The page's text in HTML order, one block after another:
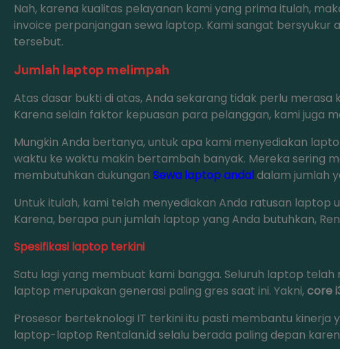
Nah, karena kualitas pelayanan kami yang prima itulah,
invoice perpanjangan sewa laptop. Kami sangat
tersebut.
Jumlah laptop melimpah
Atas dasar bukti di atas, Anda sekarang tidak perlu merasa
Karena selain faktor kepuasan para pelanggan, kami juga
Mungkin Anda bertanya, untuk apa kami menyediakan
waktu ke waktu makin bertambah banyak. Mereka sering
membutuhkan dukungan Sewa laptop andaldalam jumlah
Untuk itulah, kami telah menyediakan Anda ratusan laptop
Karena, berapa pun jumlah laptop yang Anda butuhkan,
Spesifikasi laptop terkini
Satu lagi yang membuat kami bangga. Seluruh laptop
laptop merupakan generasi paling gres saat ini. Yakni,core
Prosesor berteknologi IT terkini itu pasti membantu
laptop-laptop Rentalan.id selalu berada paling depan